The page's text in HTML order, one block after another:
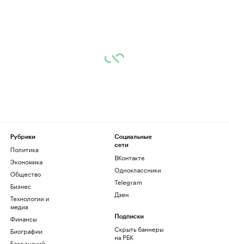
Рубрики
Политика
Экономика
Общество
Бизнес
Технологии и
медиа
Финансы
Биографии
Социальные
сети
ВКонтакте
Одноклассники
Telegram
Дзен
Подписки
Скрыть баннеры
на РБК